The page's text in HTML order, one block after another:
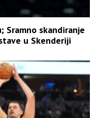
Sramno skandiranje
u Skenderiji